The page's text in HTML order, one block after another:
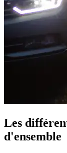
Les
d'ensemble